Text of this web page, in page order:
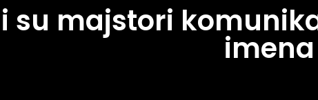
su majstori
imena